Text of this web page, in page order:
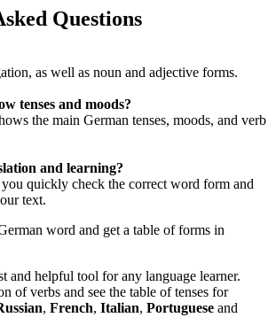
Questions
as well as noun and adjective forms.
tenses and moods?
the main German tenses, moods, and verb
and learning?
quickly check the correct word form and
text.
word and get a table of forms in
and helpful tool for any language learner.
of verbs and see the table of tenses for
, French, Italian, Portuguese and